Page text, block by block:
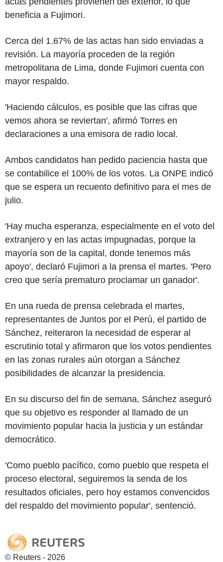
beneficia a Fujimori.
Cerca del 1.67% de las actas han sido enviadas a
revisión. La mayoría proceden de la región
metropolitana de Lima, donde Fujimori cuenta con
mayor respaldo.
'Haciendo cálculos, es posible que las cifras que
vemos ahora se reviertan', afirmó Torres en
declaraciones a una emisora de radio local.
Ambos candidatos han pedido paciencia hasta que
se contabilice el 100% de los votos. La ONPE indicó
que se espera un recuento definitivo para el mes de
julio.
'Hay mucha esperanza, especialmente en el voto del
extranjero y en las actas impugnadas, porque la
mayoría son de la capital, donde tenemos más
apoyo', declaró Fujimori a la prensa el martes. 'Pero
creo que sería prematuro proclamar un ganador'.
En una rueda de prensa celebrada el martes,
representantes de Juntos por el Perú, el partido de
Sánchez, reiteraron la necesidad de esperar al
escrutinio total y afirmaron que los votos pendientes
en las zonas rurales aún otorgan a Sánchez
posibilidades de alcanzar la presidencia.
En su discurso del fin de semana, Sánchez aseguró
que su objetivo es responder al llamado de un
movimiento popular hacia la justicia y un estándar
democrático.
'Como pueblo pacífico, como pueblo que respeta el
proceso electoral, seguiremos la senda de los
resultados oficiales, pero hoy estamos convencidos
del respaldo del movimiento popular', sentenció.
© Reuters - 2026